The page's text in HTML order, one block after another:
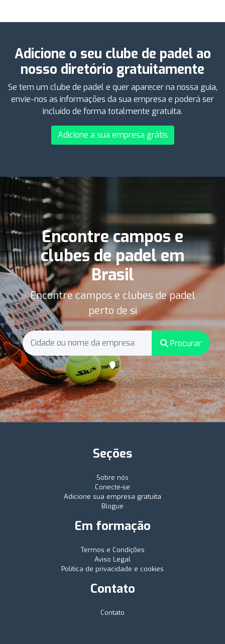
Adicione o seu clube de padel ao
nosso diretório gratuitamente
Se tem um clube de padel e quer aparecer na nossa guia,
envie-nos as informações da sua empresa e poderá ser
incluído de forma totalmente gratuita.
Adicione a sua empresa grátis
Encontre campos e
clubes de padel em
Brasil
Encontre campos e clubes de padel
perto de si
Procurar
Seções
Sobre nós
Conecte-se
Adicione sua empresa gratuita
Blogue
Em formação
Termos e Condições
Aviso Legal
Política de privacidade e cookies
Contato
Contato